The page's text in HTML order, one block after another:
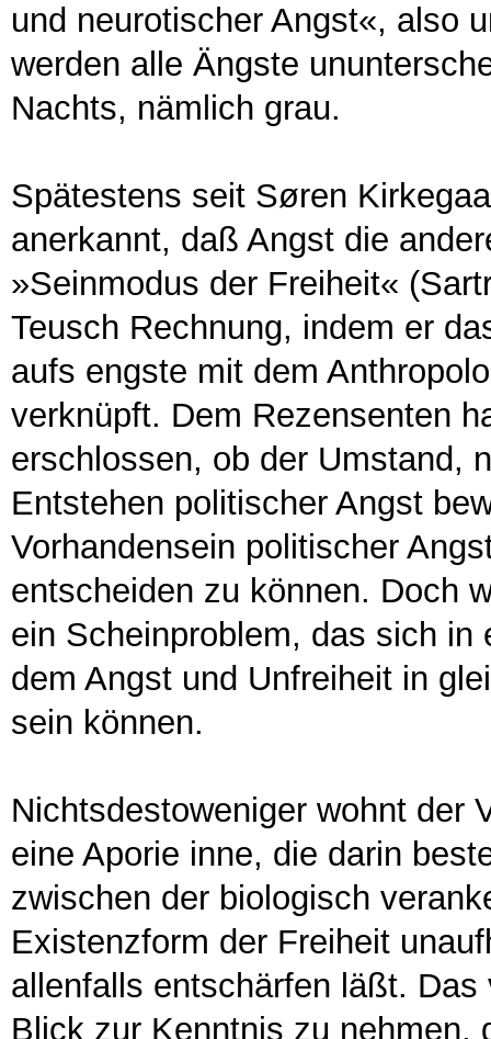
und neurotischer Angst«, also
werden alle Ängste
Nachts, nämlich grau.
Spätestens seit Søren
anerkannt, daß Angst die
»Seinmodus der Freiheit«
Teusch Rechnung, indem er
aufs engste mit dem
verknüpft. Dem Rezensenten
erschlossen, ob der Umstand,
Entstehen politischer Angst
Vorhandensein politischer
entscheiden zu können. Doch
ein Scheinproblem, das sich
dem Angst und Unfreiheit in
sein können.
Nichtsdestoweniger wohnt der
eine Aporie inne, die darin
zwischen der biologisch
Existenzform der Freiheit
allenfalls entschärfen läßt.
Blick zur Kenntnis zu nehmen,